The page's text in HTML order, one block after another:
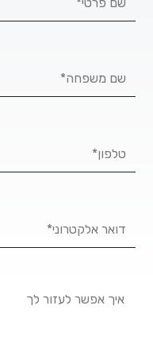
Name
Name
Number
Address*
Message